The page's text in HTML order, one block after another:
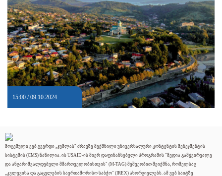
15:00 / 09.10.2024
მოცემული ვებ გვერდი „ჯუმლას" ძრავზე შექმნილი უნივერსალური კონტენტის მენეჯმენტის
სისტემის (CMS) ნაწილია. ის USAID-ის მიერ დაფინანსებული პროგრამის "მედია გამჭვირვალე
და ანგარიშვალდებული მმართველობისთვის" (M-TAG) მეშვეობით შეიქმნა, რომელსაც
„კვლევისა და გაცვლების საერთაშორისო საბჭო" (IREX) ახორციელებს. ამ ვებ საიტზე